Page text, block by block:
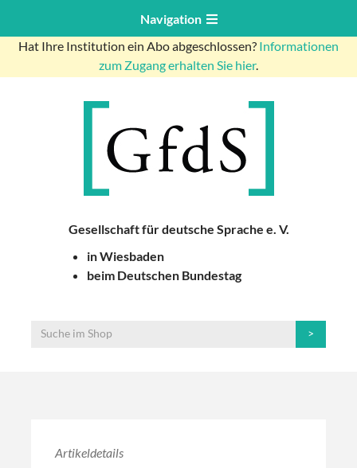
Navigation
Hat Ihre Institution ein Abo abgeschlossen? Informationen
zum Zugang erhalten Sie hier.
Gesellschaft für deutsche Sprache e. V.
in Wiesbaden
beim Deutschen Bundestag
Artikeldetails